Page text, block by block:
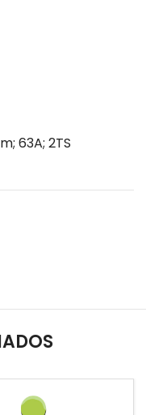
63A; 2TS